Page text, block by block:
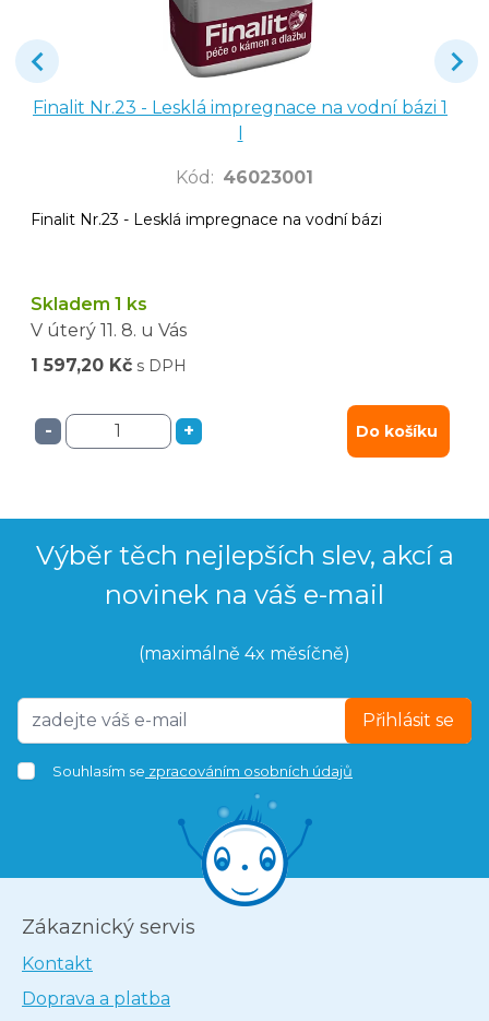
Finalit Nr.23 - Lesklá impregnace na vodní bázi 1
Kód : 46023001
Finalit Nr.23 - Lesklá impregnace na vodní bázi
Skladem 1 ks
V úterý 11. 8. u Vás
1 597,20 Kč s DPH
- + Do košíku
Výběr těch nejlepších slev, akcí a
novinek na váš e-mail
(maximálně 4x měsíčně)
Přihlásit se
Souhlasím se zpracováním osobních údajů
Zákaznický servis
Kontakt
Doprava a platba